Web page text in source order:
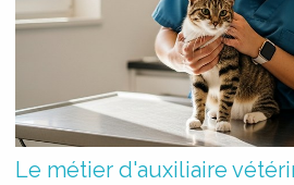
Le métier d'auxiliaire